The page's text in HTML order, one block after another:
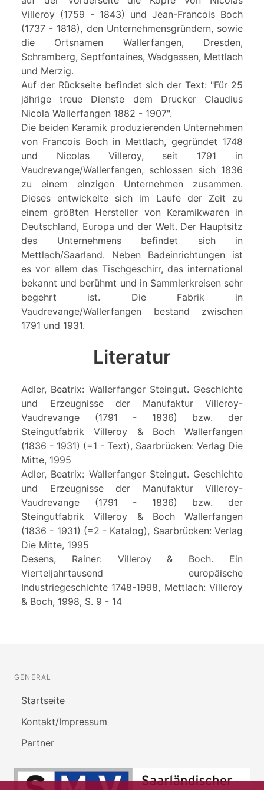
Villeroy (1759 - 1843) und Jean-Francois Boch
(1737 - 1818), den Unternehmensgründern, sowie
die Ortsnamen Wallerfangen, Dresden,
Schramberg, Septfontaines, Wadgassen, Mettlach
und Merzig.
Auf der Rückseite befindet sich der Text: "Für 25
jährige treue Dienste dem Drucker Claudius
Nicola Wallerfangen 1882 - 1907".
Die beiden Keramik produzierenden Unternehmen
von Francois Boch in Mettlach, gegründet 1748
und Nicolas Villeroy, seit 1791 in
Vaudrevange/Wallerfangen, schlossen sich 1836
zu einem einzigen Unternehmen zusammen.
Dieses entwickelte sich im Laufe der Zeit zu
einem größten Hersteller von Keramikwaren in
Deutschland, Europa und der Welt. Der Hauptsitz
des Unternehmens befindet sich in
Mettlach/Saarland. Neben Badeinrichtungen ist
es vor allem das Tischgeschirr, das international
bekannt und berühmt und in Sammlerkreisen sehr
begehrt ist. Die Fabrik in
Vaudrevange/Wallerfangen bestand zwischen
1791 und 1931.
Literatur
Adler, Beatrix: Wallerfanger Steingut. Geschichte
und Erzeugnisse der Manufaktur Villeroy-
Vaudrevange (1791 - 1836) bzw. der
Steingutfabrik Villeroy & Boch Wallerfangen
(1836 - 1931) (=1 - Text), Saarbrücken: Verlag Die
Mitte, 1995
Adler, Beatrix: Wallerfanger Steingut. Geschichte
und Erzeugnisse der Manufaktur Villeroy-
Vaudrevange (1791 - 1836) bzw. der
Steingutfabrik Villeroy & Boch Wallerfangen
(1836 - 1931) (=2 - Katalog), Saarbrücken: Verlag
Die Mitte, 1995
Desens, Rainer: Villeroy & Boch. Ein
Vierteljahrtausend europäische
Industriegeschichte 1748-1998, Mettlach: Villeroy
& Boch, 1998, S. 9 - 14
GENERAL
Startseite
Kontakt/Impressum
Partner